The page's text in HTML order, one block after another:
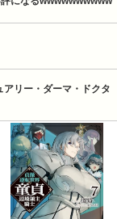
リー・ダーマ・ドクタ